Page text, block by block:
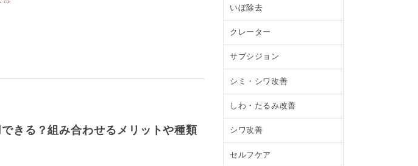
きる？組み合わせるメリットや種類
いぼ除去
クレーター
サブシジョン
シミ・シワ改善
しわ・たるみ改善
シワ改善
セルフケア